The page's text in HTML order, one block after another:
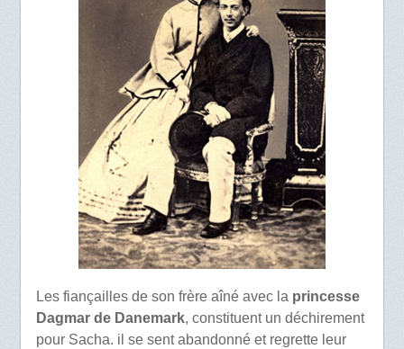
Les fiançailles de son frère aîné avec la princesse
Dagmar de Danemark, constituent un déchirement
pour Sacha. il se sent abandonné et regrette leur